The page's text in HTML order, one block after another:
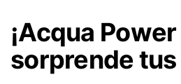
¡Acqua
sorprende